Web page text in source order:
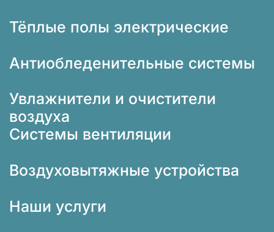
Тёплые полы электрические
Антиобледенительные системы
Увлажнители и очистители
воздуха
Системы вентиляции
Воздуховытяжные устройства
Наши услуги